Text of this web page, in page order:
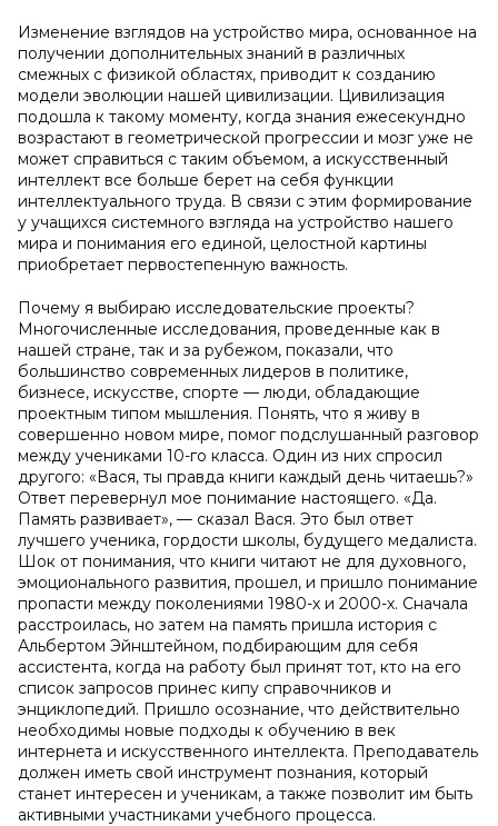
Изменение взглядов на устройство мира, основанное на
получении дополнительных знаний в различных
смежных с физикой областях, приводит к созданию
модели эволюции нашей цивилизации. Цивилизация
подошла к такому моменту, когда знания ежесекундно
возрастают в геометрической прогрессии и мозг уже не
может справиться с таким объемом, а искусственный
интеллект все больше берет на себя функции
интеллектуального труда. В связи с этим формирование
у учащихся системного взгляда на устройство нашего
мира и понимания его единой, целостной картины
приобретает первостепенную важность.
Почему я выбираю исследовательские проекты?
Многочисленные исследования, проведенные как в
нашей стране, так и за рубежом, показали, что
большинство современных лидеров в политике,
бизнесе, искусстве, спорте — люди, обладающие
проектным типом мышления. Понять, что я живу в
совершенно новом мире, помог подслушанный разговор
между учениками 10-го класса. Один из них спросил
другого: «Вася, ты правда книги каждый день читаешь?»
Ответ перевернул мое понимание настоящего. «Да.
Память развивает», — сказал Вася. Это был ответ
лучшего ученика, гордости школы, будущего медалиста.
Шок от понимания, что книги читают не для духовного,
эмоционального развития, прошел, и пришло понимание
пропасти между поколениями 1980-х и 2000-х. Сначала
расстроилась, но затем на память пришла история с
Альбертом Эйнштейном, подбирающим для себя
ассистента, когда на работу был принят тот, кто на его
список запросов принес кипу справочников и
энциклопедий. Пришло осознание, что действительно
необходимы новые подходы к обучению в век
интернета и искусственного интеллекта. Преподаватель
должен иметь свой инструмент познания, который
станет интересен и ученикам, а также позволит им быть
активными участниками учебного процесса.